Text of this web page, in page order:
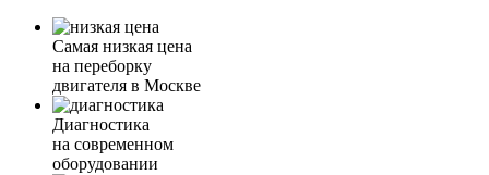
Самая низкая цена
на переборку
двигателя в Москве
Диагностика
на современном
оборудовании